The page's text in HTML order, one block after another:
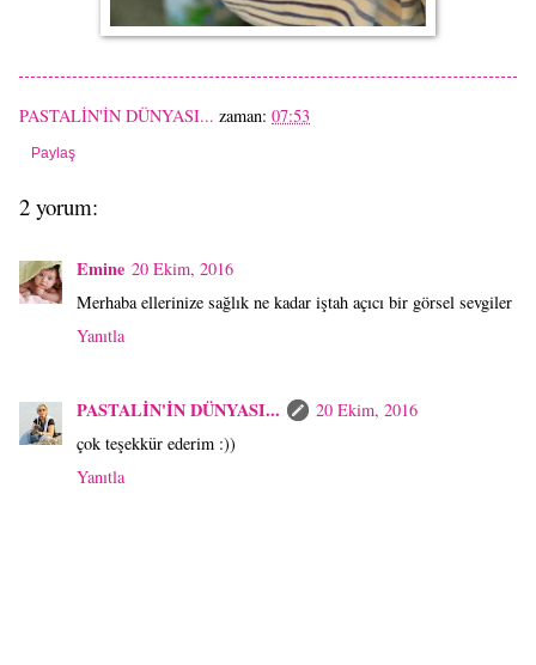
PASTALİN'İN DÜNYASI... zaman: 07:53
Paylaş
2 yorum:
Emine 20 Ekim, 2016
Merhaba ellerinize sağlık ne kadar iştah açıcı bir görsel sevgiler
Yanıtla
PASTALİN'İN DÜNYASI...
20 Ekim, 2016
çok teşekkür ederim :))
Yanıtla